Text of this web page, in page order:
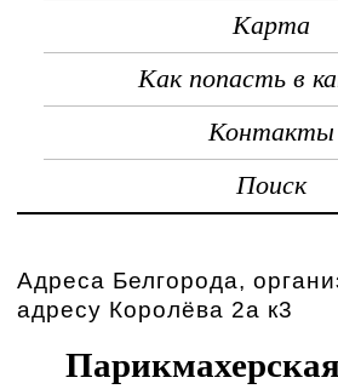
Карта
Как попасть в
Контакты
Поиск
Адреса Белгорода,
адресу Королёва 2а к3
Парикмахерская